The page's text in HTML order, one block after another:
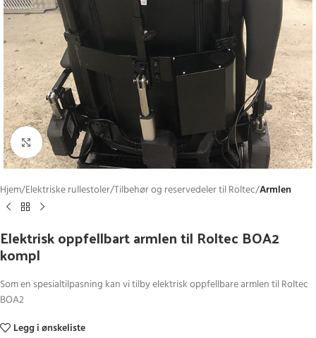
Click to enlarge
Hjem Elektriske rullestoler Tilbehør og reservedeler til Roltec Armlen
Elektrisk oppfellbart armlen til Roltec BOA2
kompl
Som en spesialtilpasning kan vi tilby elektrisk oppfellbare armlen til Roltec
BOA2
Legg i ønskeliste